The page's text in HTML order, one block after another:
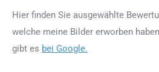
Hier finden Sie ausgewählte
welche meine Bilder erworben
gibt es bei Google.